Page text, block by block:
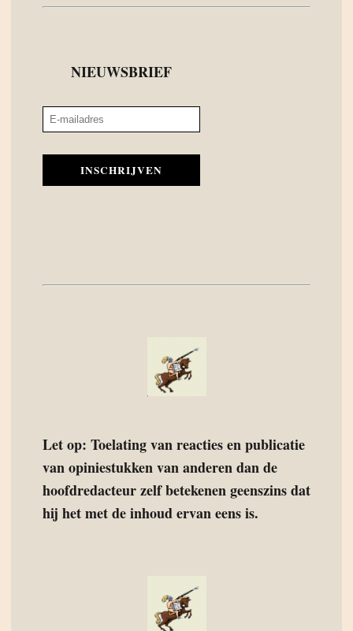
NIEUWSBRIEF
INSCHRIJVEN
Let op: Toelating van reacties en publicatie
van opiniestukken van anderen dan de
hoofdredacteur zelf betekenen geenszins dat
hij het met de inhoud ervan eens is.